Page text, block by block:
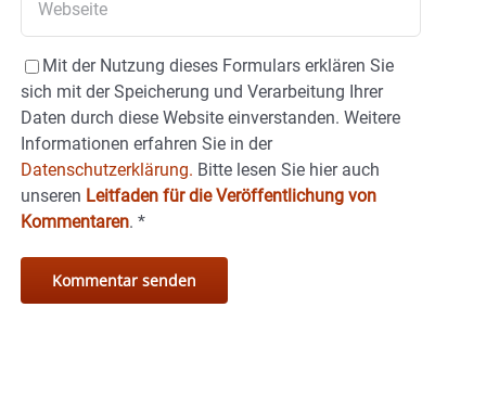
Mit der Nutzung dieses Formulars erklären Sie
sich mit der Speicherung und Verarbeitung Ihrer
Daten durch diese Website einverstanden. Weitere
Informationen erfahren Sie in der
Datenschutzerklärung. Bitte lesen Sie hier auch
unseren Leitfaden für die Veröffentlichung von
Kommentaren. *